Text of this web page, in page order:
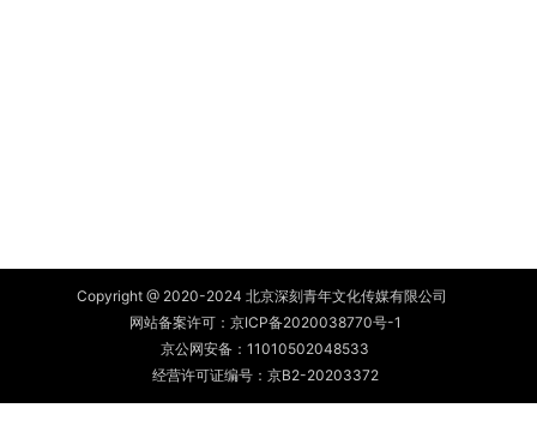
Copyright @ 2020-2024 北京深刻青年文化传媒有限公司
网站备案许可： 京ICP备2020038770号-1
京公网安备： 11010502048533
经营许可证编号：京B2-20203372